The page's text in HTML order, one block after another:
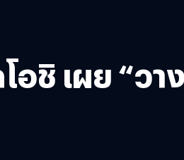
อชิ เผย “ว